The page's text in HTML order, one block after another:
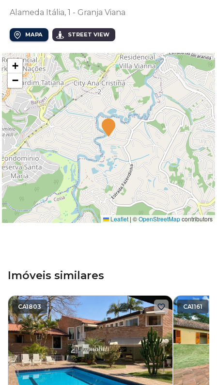
Alameda Itália, 1 - Granja Viana
MAPA STREET VIEW
+
−
Leaflet | ©OpenStreetMapcontributors
Imóveis similares
CA1803 CA1161